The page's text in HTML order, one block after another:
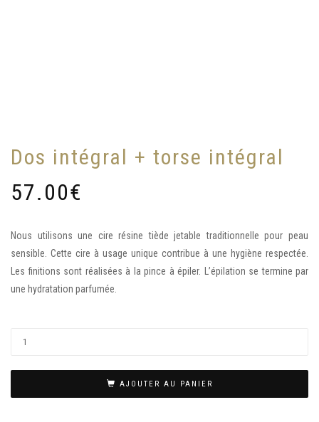
Dos intégral + torse intégral
57.00€
Nous utilisons une cire résine tiède jetable traditionnelle pour peau
sensible. Cette cire à usage unique contribue à une hygiène respectée.
Les finitions sont réalisées à la pince à épiler. L’épilation se termine par
une hydratation parfumée.
AJOUTER AU PANIER